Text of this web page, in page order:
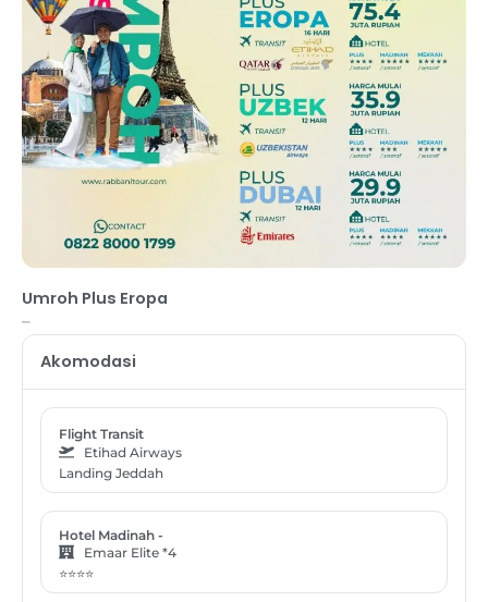
Umroh Plus Eropa
–
Akomodasi
Flight Transit
Etihad Airways
Landing Jeddah
Hotel Madinah -
Emaar Elite *4
⭐⭐⭐⭐